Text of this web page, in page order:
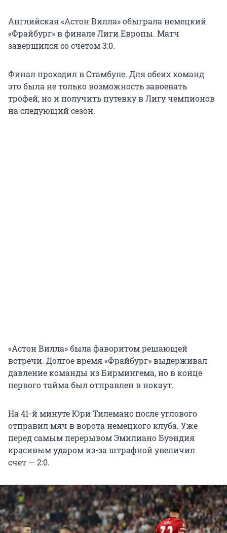
Английская «Астон Вилла» обыграла немецкий
«Фрайбург» в финале Лиги Европы. Матч
завершился со счетом 3:0.
Финал проходил в Стамбуле. Для обеих команд
это была не только возможность завоевать
трофей, но и получить путевку в Лигу чемпионов
на следующий сезон.
«Астон Вилла» была фаворитом решающей
встречи. Долгое время «Фрайбург» выдерживал
давление команды из Бирмингема, но в конце
первого тайма был отправлен в нокаут.
На 41-й минуте Юри Тилеманс после углового
отправил мяч в ворота немецкого клуба. Уже
перед самым перерывом Эмилиано Буэндия
красивым ударом из-за штрафной увеличил
счет — 2:0.